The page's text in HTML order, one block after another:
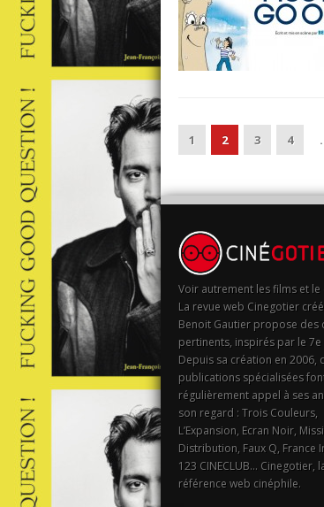
1 2 3 4
Voir autrement les films et le
La revue web Cinegotier
Benoit Gautier propose des
pertinents, inspirés par le 7e
Depuis sa création en 2006,
publications spécialisées
régulièrement appel à ses
son regard : Trois Couleurs,
L’Expansion, Ecran Noir,
Distribution, Faux Q, France
123 CINECLUB… Cinegotier,
référence web cinéphile.